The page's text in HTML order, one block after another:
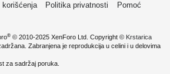
korišćenja Politika privatnosti
Pomoć
® © 2010-2025 XenForo Ltd. Copyright © Krstarica
Zabranjena je reprodukcija u celini i u delovima
za sadržaj poruka.